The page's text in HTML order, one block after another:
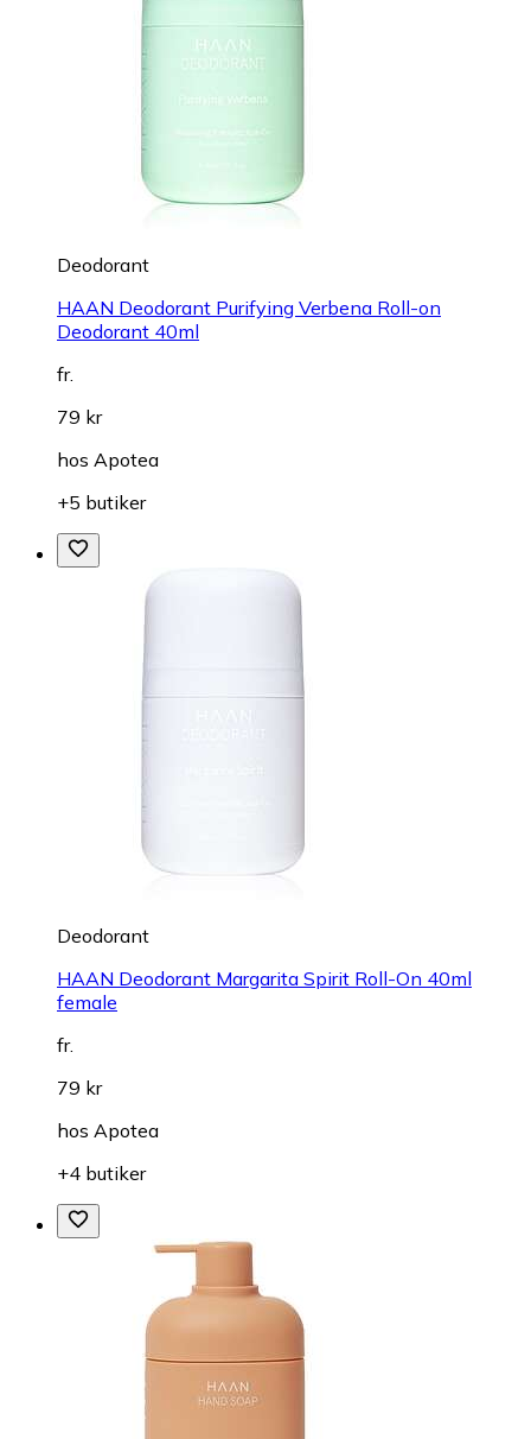
Deodorant
HAAN Deodorant Purifying Verbena Roll-on
Deodorant 40ml
fr.
79 kr
hos Apotea
+5 butiker
Deodorant
HAAN Deodorant Margarita Spirit Roll-On 40ml
female
fr.
79 kr
hos Apotea
+4 butiker